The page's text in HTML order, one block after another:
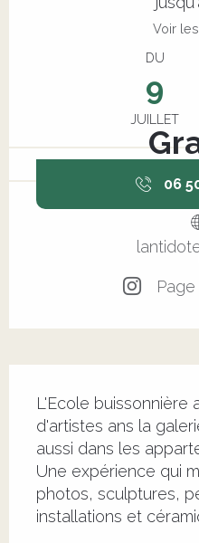
Voir
DU
9
JUILLET
06
L'Ecole buissonnière
d'artistes ans la
aussi dans les
Une expérience qui
photos, sculptures,
installations et